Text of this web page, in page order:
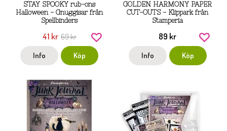
STAY SPOOKY rub-ons
Halloween - Gnuggisar från
Spellbinders
41 kr 69 kr
Info Köp
GOLDEN HARMONY PAPER
CUT-OUTS - Klippark från
Stamperia
89 kr
Info Köp